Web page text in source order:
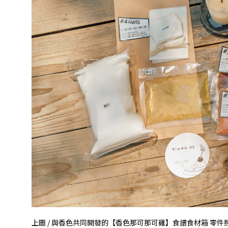
上圖 / 與香色共同開發的【香色那可那可雞】食譜食材箱 零件